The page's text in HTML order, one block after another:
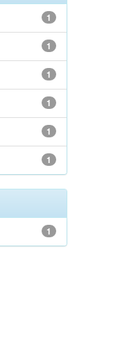
1
1
1
1
1
1
1